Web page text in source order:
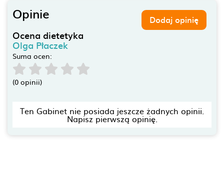
Opinie Dodaj opinię
Ocena dietetyka
Olga Płaczek
Suma ocen:
(0 opinii)
Ten Gabinet nie posiada jeszcze żadnych opinii.
Napisz pierwszą opinię.